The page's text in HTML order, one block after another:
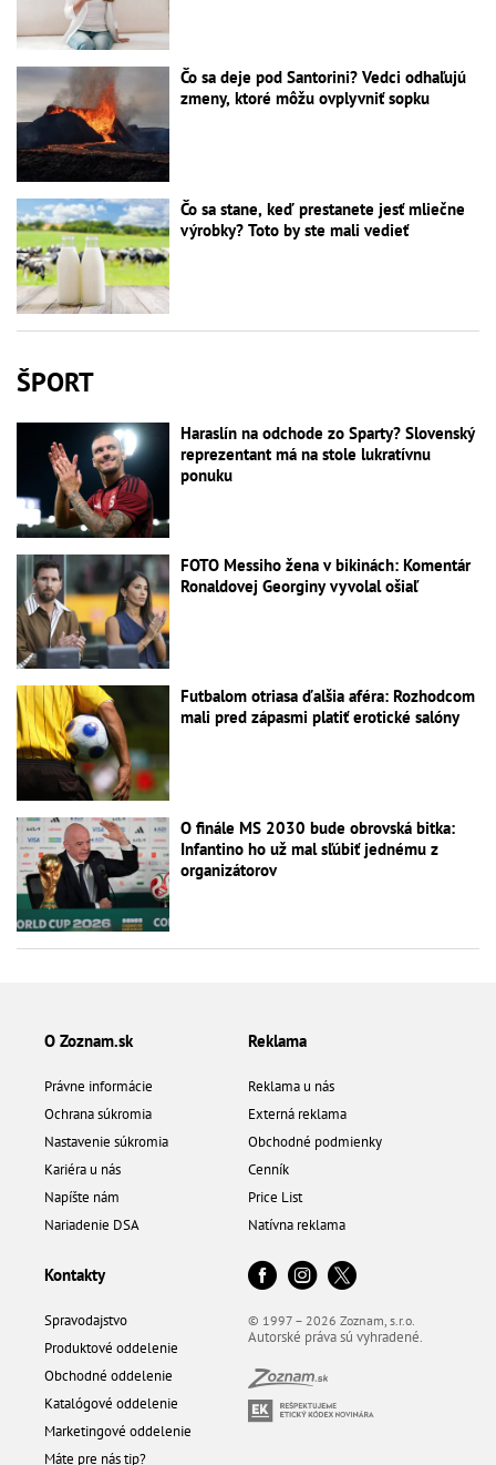
Čo sa deje pod Santorini? Vedci odhaľujú
zmeny, ktoré môžu ovplyvniť sopku
Čo sa stane, keď prestanete jesť mliečne
výrobky? Toto by ste mali vedieť
ŠPORT
Haraslín na odchode zo Sparty? Slovenský
reprezentant má na stole lukratívnu
ponuku
FOTO Messiho žena v bikinách: Komentár
Ronaldovej Georginy vyvolal ošiaľ
Futbalom otriasa ďalšia aféra: Rozhodcom
mali pred zápasmi platiť erotické salóny
O finále MS 2030 bude obrovská bitka:
Infantino ho už mal sľúbiť jednému z
organizátorov
O Zoznam.sk
Právne informácie
Ochrana súkromia
Nastavenie súkromia
Kariéra u nás
Napíšte nám
Nariadenie DSA
Reklama
Reklama u nás
Externá reklama
Obchodné podmienky
Cenník
Price List
Natívna reklama
Kontakty
Spravodajstvo
Produktové oddelenie
Obchodné oddelenie
Katalógové oddelenie
Marketingové oddelenie
Máte pre nás tip?
© 1997 – 2026 Zoznam, s.r.o.
Autorské práva sú vyhradené.